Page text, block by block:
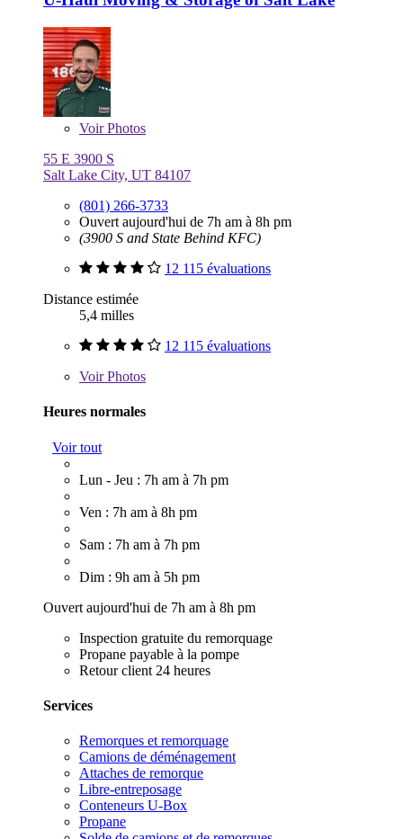
VoirPhotos
55 E 3900 S
Salt Lake City, UT 84107
(801) 266-3733
Ouvert aujourd'hui de 7h am à 8h pm
(3900 S and State Behind KFC)
12 115 évaluations
Distance estimée
5,4 milles
12 115 évaluations
VoirPhotos
Heures normales
Voir tout
Lun - Jeu : 7h am à 7h pm
Ven : 7h am à 8h pm
Sam : 7h am à 7h pm
Dim : 9h am à 5h pm
Ouvert aujourd'hui de 7h am à 8h pm
Inspection gratuite du remorquage
Propane payable à la pompe
Retour client 24 heures
Services
Remorques et remorquage
Camions de déménagement
Attaches de remorque
Libre-entreposage
Conteneurs U-Box
Propane